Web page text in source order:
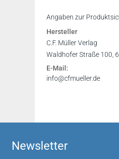
Vorwort
Register
Angaben zur
Hersteller
C.F. Müller Verlag
Waldhofer Straße 100,
E-Mail:
info@cfmueller.de
Newsletter